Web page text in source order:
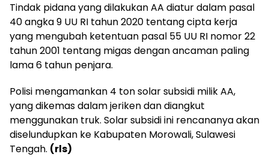
Tindak pidana yang dilakukan AA diatur dalam pasal
40 angka 9 UU RI tahun 2020 tentang cipta kerja
yang mengubah ketentuan pasal 55 UU RI nomor 22
tahun 2001 tentang migas dengan ancaman paling
lama 6 tahun penjara.
Polisi mengamankan 4 ton solar subsidi milik AA,
yang dikemas dalam jeriken dan diangkut
menggunakan truk. Solar subsidi ini rencananya akan
diselundupkan ke Kabupaten Morowali, Sulawesi
Tengah. (rls)